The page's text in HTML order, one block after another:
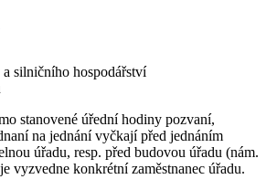
silničního hospodářství
stanovené úřední hodiny pozvaní,
na jednání vyčkají před jednáním
úřadu, resp. před budovou úřadu (nám.
vyzvedne konkrétní zaměstnanec úřadu.